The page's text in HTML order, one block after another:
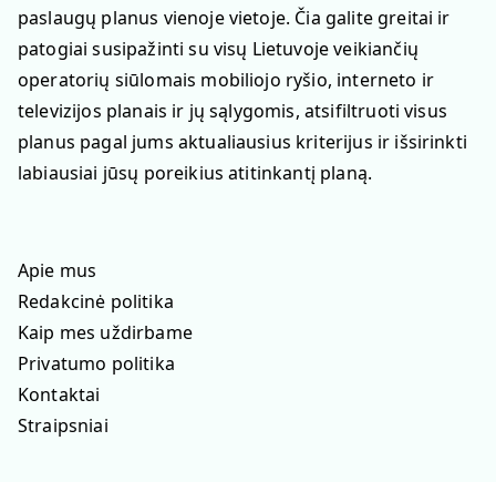
paslaugų planus vienoje vietoje. Čia galite greitai ir
patogiai susipažinti su visų Lietuvoje veikiančių
operatorių siūlomais mobiliojo ryšio, interneto ir
televizijos planais ir jų sąlygomis, atsifiltruoti visus
planus pagal jums aktualiausius kriterijus ir išsirinkti
labiausiai jūsų poreikius atitinkantį planą.
Apie mus
Redakcinė politika
Kaip mes uždirbame
Privatumo politika
Kontaktai
Straipsniai